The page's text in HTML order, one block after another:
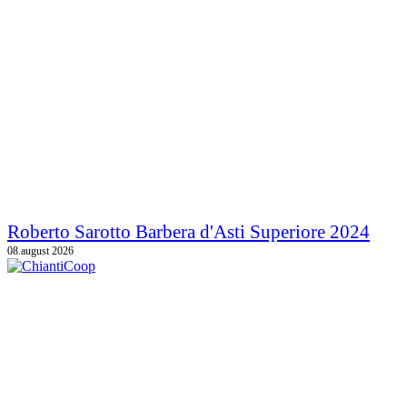
Roberto Sarotto Barbera d'Asti Superiore 2024
08.august 2026